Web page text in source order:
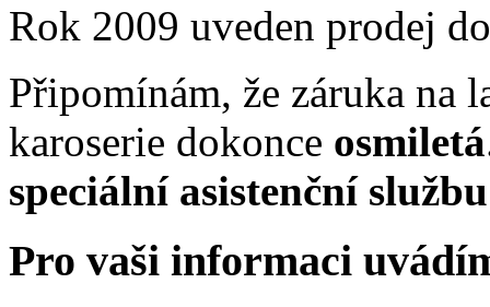
Rok 2009 uveden prodej
Připomínám, že záruka na
karoserie dokonce osmiletá
speciální asistenční
Pro vaši informaci